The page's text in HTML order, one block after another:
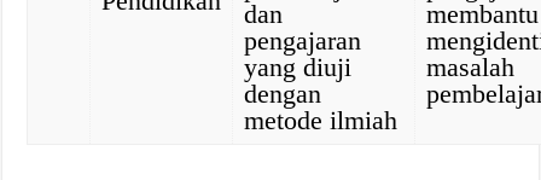
dan
pengajaran
yang diuji
dengan
metode ilmiah
membantu
masalah